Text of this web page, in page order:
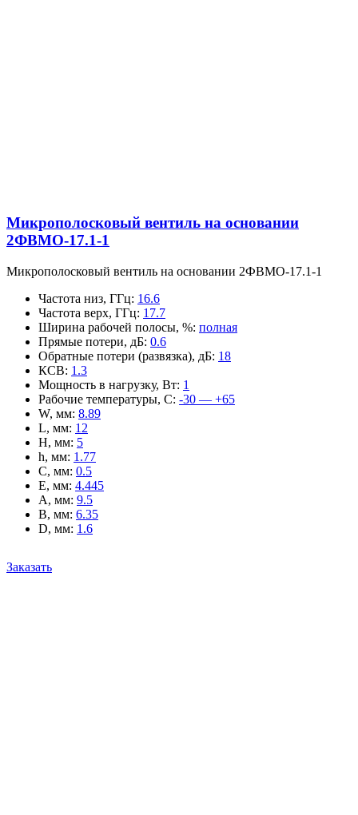
Микрополосковый вентиль на основании
2ФВМO-17.1-1
Микрополосковый вентиль на основании 2ФВМO-17.1-1
Частота низ, ГГц: 16.6
Частота верх, ГГц: 17.7
Ширина рабочей полосы, %: полная
Прямые потери, дБ: 0.6
Обратные потери (развязка), дБ: 18
КСВ: 1.3
Мощность в нагрузку, Вт: 1
Рабочие температуры, С: -30 — +65
W, мм: 8.89
L, мм: 12
H, мм: 5
h, мм: 1.77
C, мм: 0.5
E, мм: 4.445
A, мм: 9.5
B, мм: 6.35
D, мм: 1.6
Заказать